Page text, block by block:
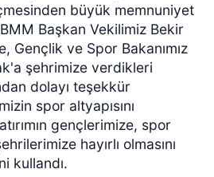
büyük memnuniyet
Başkan Vekilimiz Bekir
Gençlik ve Spor Bakanımız
şehrimize verdikleri
dolayı teşekkür
spor altyapısını
gençlerimize, spor
hayırlı olmasını
kullandı.